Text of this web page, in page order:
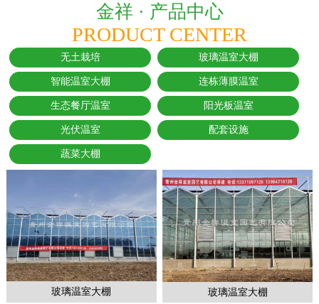
金祥 · 产品中心
PRODUCT CENTER
无土栽培 玻璃温室大棚
智能温室大棚 连栋薄膜温室
生态餐厅温室 阳光板温室
光伏温室 配套设施
蔬菜大棚
玻璃温室大棚 玻璃温室大棚